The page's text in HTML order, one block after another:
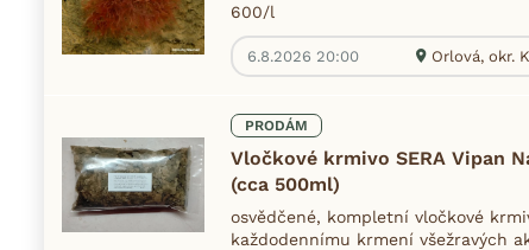
600/l
6.8.2026 20:00 Orlová, okr.
PRODÁM
Vločkové krmivo SERA Vipan
(cca 500ml)
osvědčené, kompletní vločkové
každodennímu krmení všežravých